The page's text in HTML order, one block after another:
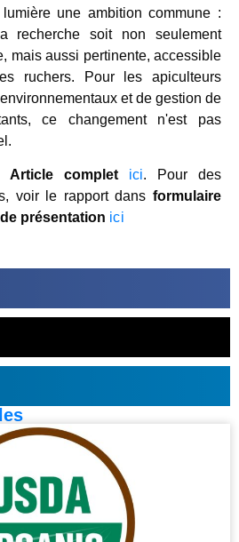
une ambition commune :
recherche soit non seulement
mais aussi pertinente, accessible
ruchers. Pour les apiculteurs
et de gestion de
ce changement n'est pas
Article complet ici. Pour des
voir le rapport dans formulaire
présentation ici